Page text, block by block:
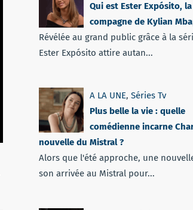
Qui est Ester Expósito, la
compagne de Kylian
Révélée au grand public grâce à la
Ester Expósito attire autan...
A LA UNE, Séries Tv
Plus belle la vie : quelle
comédienne incarne
nouvelle du Mistral ?
Alors que l'été approche, une
son arrivée au Mistral pour...